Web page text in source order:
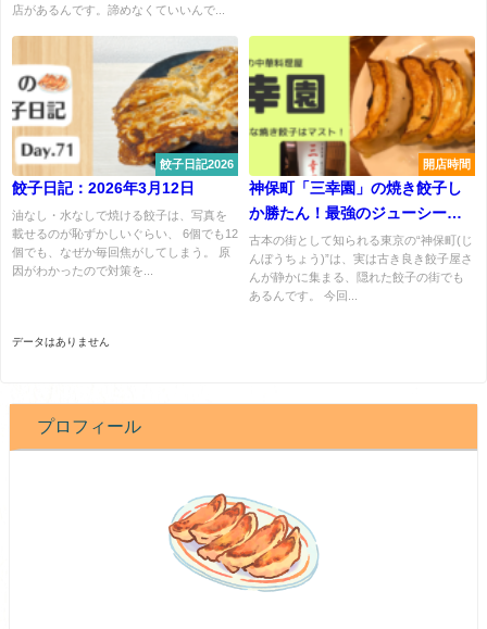
店があるんです。諦めなくていいんで...
餃子日記2026
餃子日記：2026年3月12日
油なし・水なしで焼ける餃子は、写真を
載せるのが恥ずかしいぐらい、 6個でも12
個でも、なぜか毎回焦がしてしまう。 原
因がわかったので対策を...
開店時間
神保町「三幸園」の焼き餃子し
か勝たん！最強のジューシーさ
必見
古本の街として知られる東京の“神保町(じ
んぼうちょう)”は、実は古き良き餃子屋さ
んが静かに集まる、隠れた餃子の街でも
あるんです。 今回...
データはありません
プロフィール